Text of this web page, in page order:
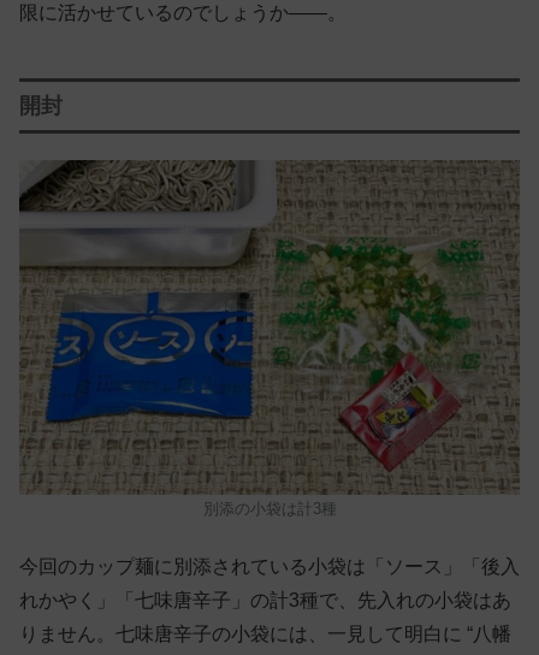
限に活かせているのでしょうか——。
開封
別添の小袋は計3種
今回のカップ麺に別添されている小袋は「ソース」「後入
れかやく」「七味唐辛子」の計3種で、先入れの小袋はあ
りません。七味唐辛子の小袋には、一見して明白に “八幡